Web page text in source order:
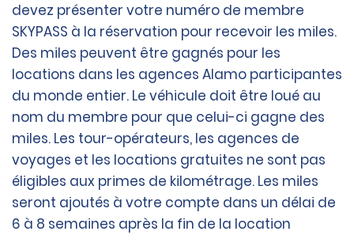
devez présenter votre numéro de membre
SKYPASS à la réservation pour recevoir les miles.
Des miles peuvent être gagnés pour les
locations dans les agences Alamo participantes
du monde entier. Le véhicule doit être loué au
nom du membre pour que celui-ci gagne des
miles. Les tour-opérateurs, les agences de
voyages et les locations gratuites ne sont pas
éligibles aux primes de kilométrage. Les miles
seront ajoutés à votre compte dans un délai de
6 à 8 semaines après la fin de la location